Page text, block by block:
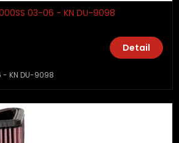
03-06 - KN DU-9098
Detail
- KN DU-9098